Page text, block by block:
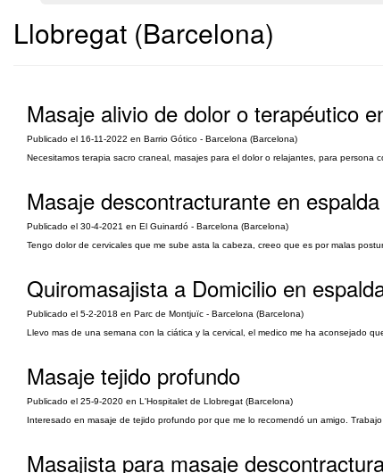
Llobregat (Barcelona)
Masaje alivio de dolor o terapéutico
Publicado el 16-11-2022 en Barrio Gótico - Barcelona (Barcelona)
Necesitamos terapia sacro craneal, masajes para el dolor o relajantes, para
Masaje descontracturante en
Publicado el 30-4-2021 en El Guinardó - Barcelona (Barcelona)
Tengo dolor de cervicales que me sube asta la cabeza, creeo que es por malas
Quiromasajista a Domicilio en
Publicado el 5-2-2018 en Parc de Montjuïc - Barcelona (Barcelona)
Llevo mas de una semana con la ciática y la cervical, el medico me ha aconsejado
Masaje tejido profundo
Publicado el 25-9-2020 en L'Hospitalet de Llobregat (Barcelona)
Interesado en masaje de tejido profundo por que me lo recomendó un amigo.
Masajista para masaje